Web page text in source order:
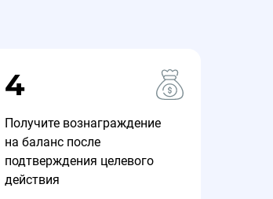
4
Получите вознаграждение
на баланс после
подтверждения целевого
действия